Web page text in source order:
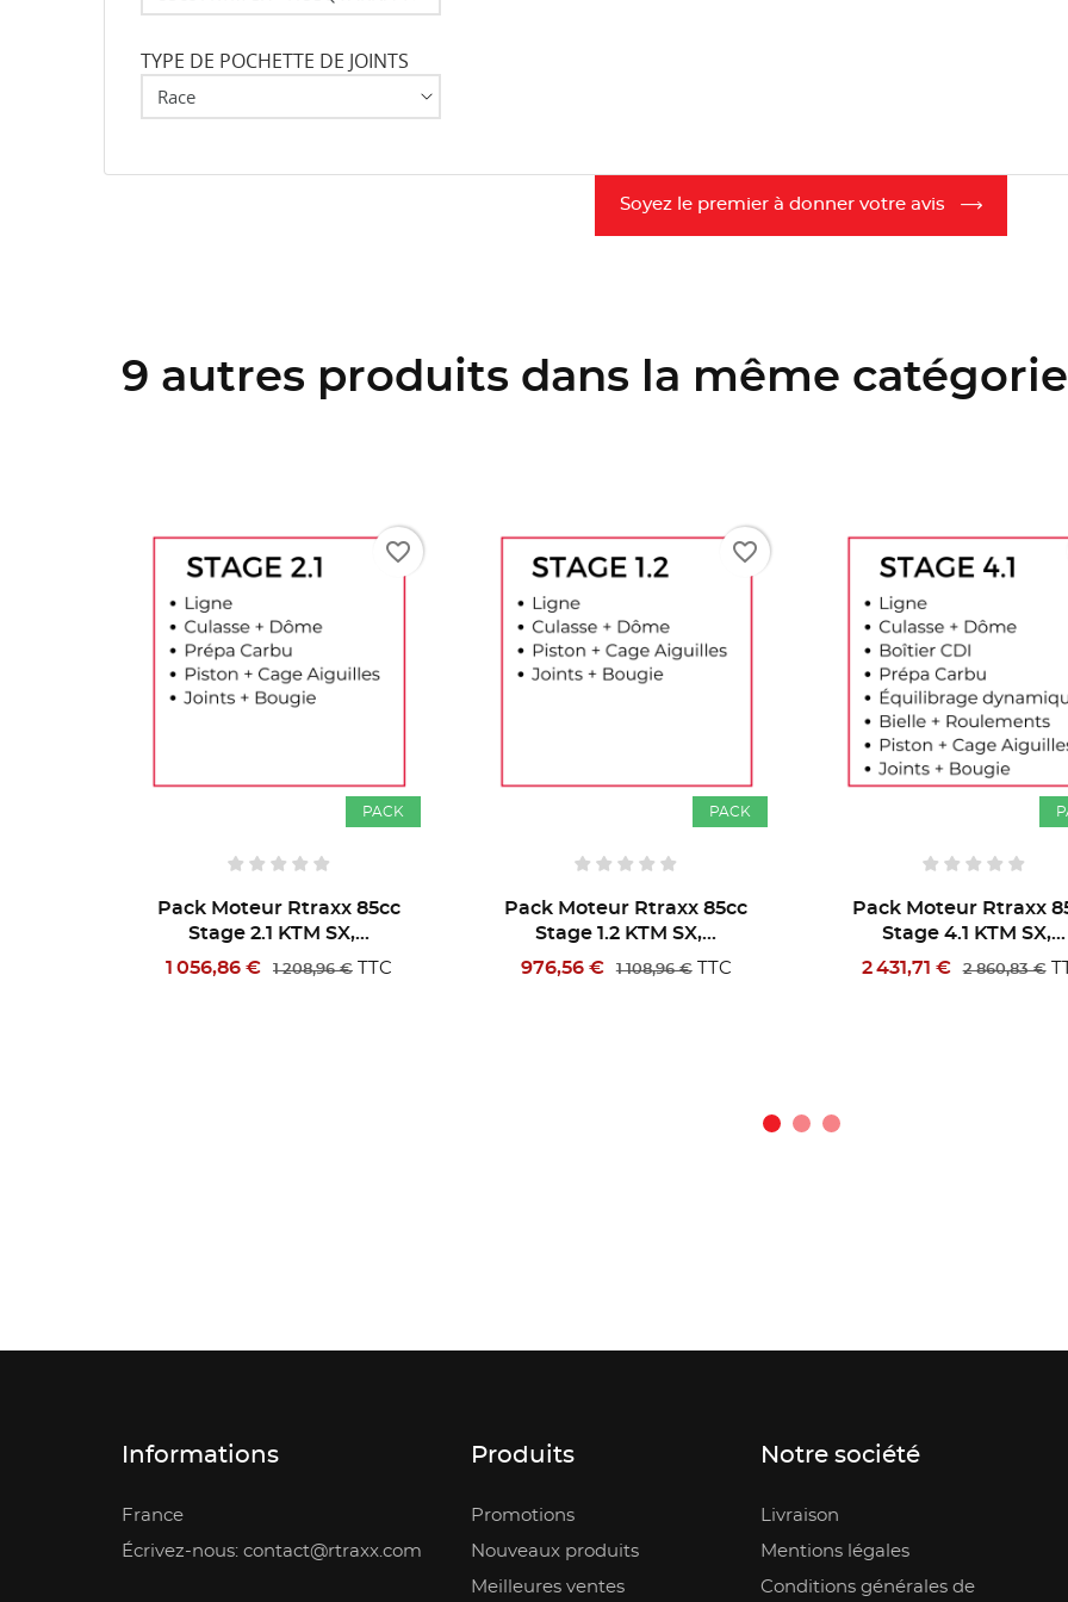
TYPE DE POCHETTE DE JOINTS
Soyez le premier à donner votre avis
9 autres produits dans la même
PACK
Pack Moteur Rtraxx 85cc
Stage 1.2 KTM SX,...
976,56 €
1 108,96 €TTC
favorite_border
PACK
Pack Moteur Rtraxx 85cc
Stage 4.1 KTM SX,...
2 431,71 €
2 860,83 € TTC
favorite_border
Pack Moteur Rtraxx
Stage 3.2 KTM SX,...
2 094,01 €
2 400,83 €
Informations
France
Écrivez-nous: contact@rtraxx.com
Produits
Promotions
Nouveaux produits
Meilleures ventes
Notre société
Livraison
Mentions légales
Conditions générales de